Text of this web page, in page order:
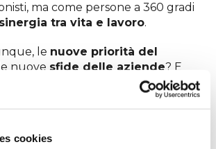
cookies
ma come persone a 360 gradi
sinergia tra vita e lavoro.
le nuove priorità del
nuove sfide delle aziende? E
chiave delle personeal
survey